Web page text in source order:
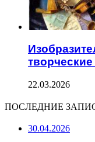
22.03.2026
ПОСЛЕДНИЕ
30.04.2026